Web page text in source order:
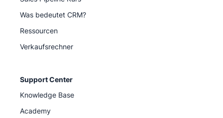
Was bedeutet CRM?
Ressourcen
Verkaufsrechner
Support Center
Knowledge Base
Academy